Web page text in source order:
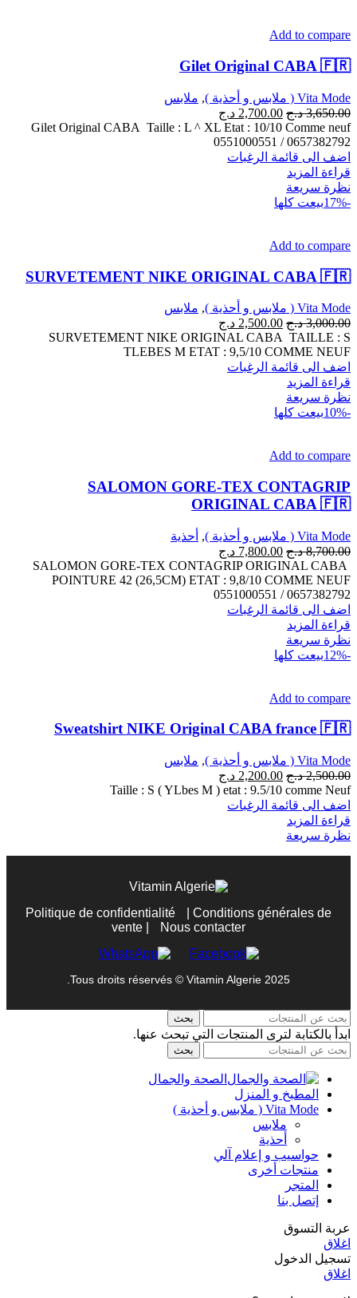
Add to compare
Gilet Original CABA 🇫🇷
Vita Mode ( ملابس و أحذية ) , ملابس
3,650.00 د.ج 2,700.00 د.ج
Gilet Original CABA Taille : L ^ XL Etat : 10/10 Comme neuf
0551000551 / 0657382792
اضف الى قائمة الرغبات
قراءة المزيد
نظرة سريعة
-17%
بيعت كلها
Add to compare
SURVETEMENT NIKE ORIGINAL CABA 🇫🇷
Vita Mode ( ملابس و أحذية ) , ملابس
3,000.00 د.ج 2,500.00 د.ج
SURVETEMENT NIKE ORIGINAL CABA TAILLE : S
TLEBES M ETAT : 9,5/10 COMME NEUF
اضف الى قائمة الرغبات
قراءة المزيد
نظرة سريعة
-10%
بيعت كلها
Add to compare
SALOMON GORE-TEX CONTAGRIP
ORIGINAL CABA 🇫🇷
Vita Mode ( ملابس و أحذية ) , أحذية
8,700.00 د.ج 7,800.00 د.ج
SALOMON GORE-TEX CONTAGRIP ORIGINAL CABA
POINTURE 42 (26,5CM) ETAT : 9,8/10 COMME NEUF
0551000551 / 0657382792
اضف الى قائمة الرغبات
قراءة المزيد
نظرة سريعة
-12%
بيعت كلها
Add to compare
Sweatshirt NIKE Original CABA france 🇫🇷
Vita Mode ( ملابس و أحذية ) , ملابس
2,500.00 د.ج 2,200.00 د.ج
Taille : S ( YLbes M ) etat : 9.5/10 comme Neuf
اضف الى قائمة الرغبات
قراءة المزيد
نظرة سريعة
Politique de confidentialité
Conditions générales de
vente
Nous contacter
Tous droits réservés © Vitamin Algerie 2025.
بحث
ابدأ بالكتابة لترى المنتجات التي تبحث عنها.
بحث
الصحة والجمال
المطبخ و المنزل
Vita Mode ( ملابس و أحذية )
ملابس
أحذية
حواسيب و إعلام آلي
منتجات أخرى
المتجر
إتصل بنا
عربة التسوق
اغلاق
تسجيل الدخول
اغلاق